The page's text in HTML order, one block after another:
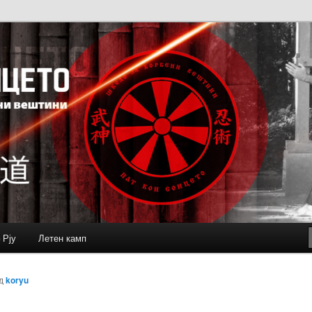
Летен камп
koryu